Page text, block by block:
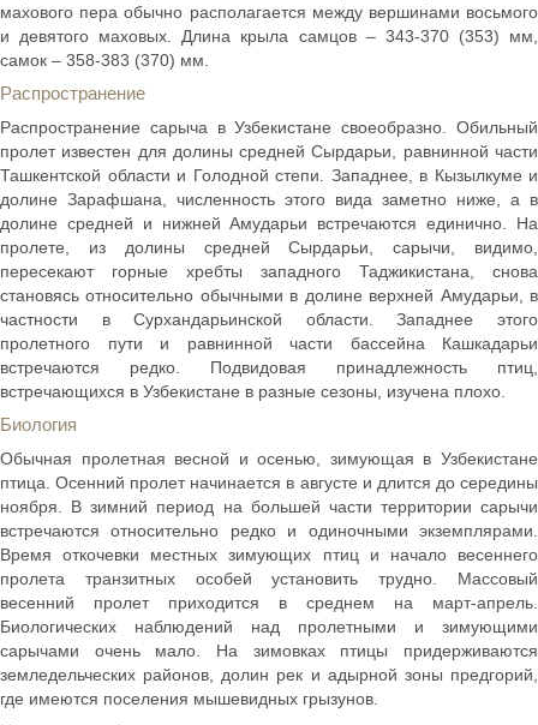
махового пера обычно располагается между вершинами восьмого
и девятого маховых. Длина крыла самцов – 343-370 (353) мм,
самок – 358-383 (370) мм.
Распространение
Распространение сарыча в Узбекистане своеобразно. Обильный
пролет известен для долины средней Сырдарьи, равнинной части
Ташкентской области и Голодной степи. Западнее, в Кызылкуме и
долине Зарафшана, численность этого вида заметно ниже, а в
долине средней и нижней Амударьи встречаются единично. На
пролете, из долины средней Сырдарьи, сарычи, видимо,
пересекают горные хребты западного Таджикистана, снова
становясь относительно обычными в долине верхней Амударьи, в
частности в Сурхандарьинской области. Западнее этого
пролетного пути и равнинной части бассейна Кашкадарьи
встречаются редко. Подвидовая принадлежность птиц,
встречающихся в Узбекистане в разные сезоны, изучена плохо.
Биология
Обычная пролетная весной и осенью, зимующая в Узбекистане
птица. Осенний пролет начинается в августе и длится до середины
ноября. В зимний период на большей части территории сарычи
встречаются относительно редко и одиночными экземплярами.
Время откочевки местных зимующих птиц и начало весеннего
пролета транзитных особей установить трудно. Массовый
весенний пролет приходится в среднем на март-апрель.
Биологических наблюдений над пролетными и зимующими
сарычами очень мало. На зимовках птицы придерживаются
земледельческих районов, долин рек и адырной зоны предгорий,
где имеются поселения мышевидных грызунов.